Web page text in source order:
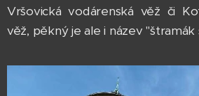
Vršovická vodárenská věž či
věž, pěkný je ale i název "štramák